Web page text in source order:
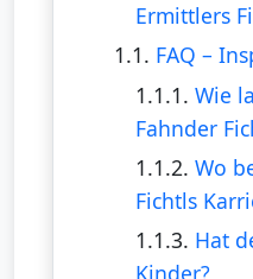
Ermittlers
1.1. FAQ –
1.1.1. Wie
Fahnder
1.1.2. Wo
Fichtls
1.1.3. Hat
Kinder?